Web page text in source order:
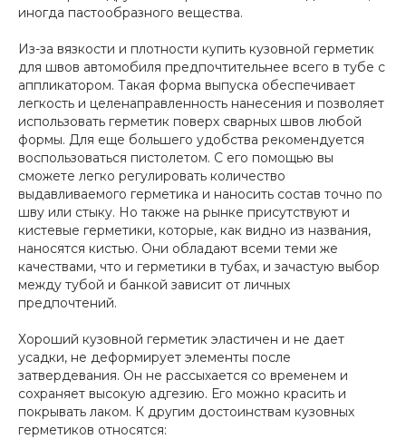
иногда пастообразного вещества.
Из-за вязкости и плотности купить кузовной герметик
для швов автомобиля предпочтительнее всего в тубе с
аппликатором. Такая форма выпуска обеспечивает
легкость и целенаправленность нанесения и позволяет
использовать герметик поверх сварных швов любой
формы. Для еще большего удобства рекомендуется
воспользоваться пистолетом. С его помощью вы
сможете легко регулировать количество
выдавливаемого герметика и наносить состав точно по
шву или стыку. Но также на рынке присутствуют и
кистевые герметики, которые, как видно из названия,
наносятся кистью. Они обладают всеми теми же
качествами, что и герметики в тубах, и зачастую выбор
между тубой и банкой зависит от личных
предпочтений.
Хороший кузовной герметик эластичен и не дает
усадки, не деформирует элементы после
затвердевания. Он не рассыхается со временем и
сохраняет высокую адгезию. Его можно красить и
покрывать лаком. К другим достоинствам кузовных
герметиков относятся: